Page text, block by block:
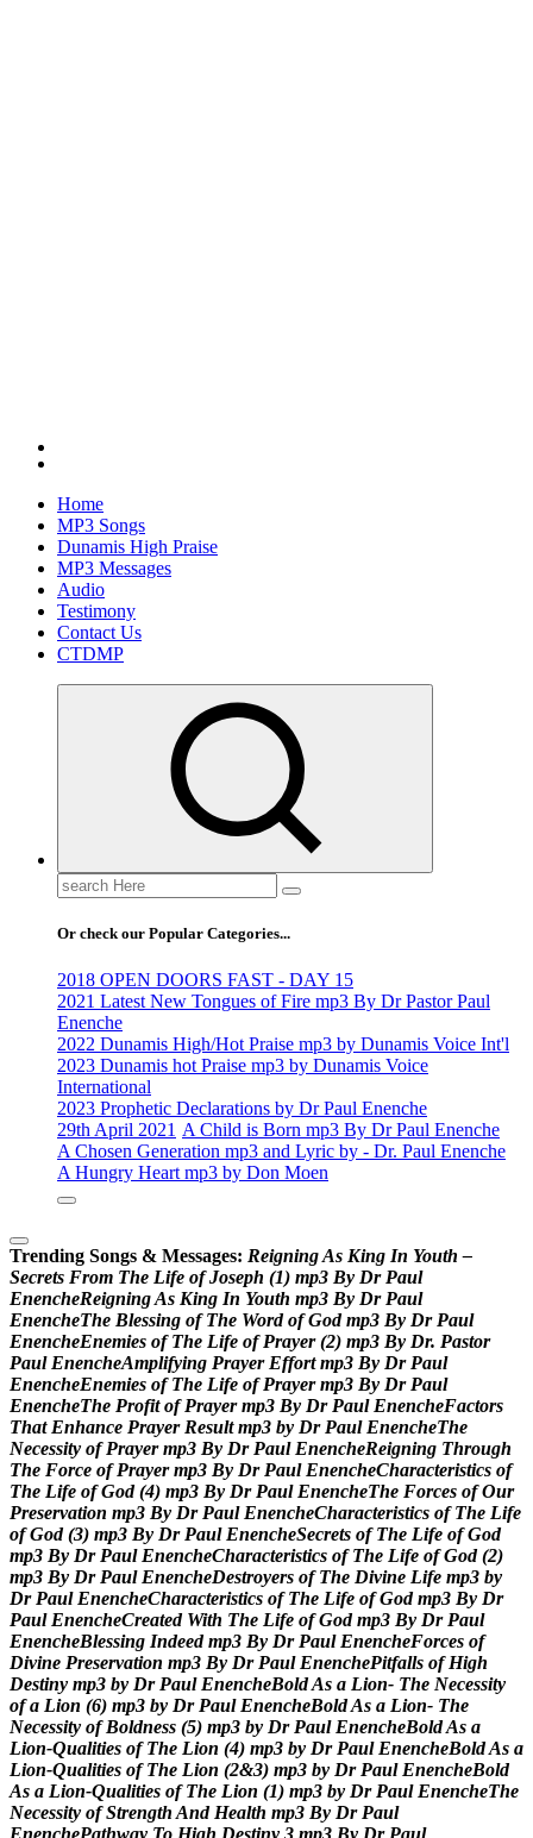
Home
MP3 Songs
Dunamis High Praise
MP3 Messages
Audio
Testimony
Contact Us
CTDMP
Search
for:
Or check our Popular Categories...
2018 OPEN DOORS FAST - DAY 15
2021 Latest New Tongues of Fire mp3 By Dr Pastor Paul
Enenche
2022 Dunamis High/Hot Praise mp3 by Dunamis Voice Int'l
2023 Dunamis hot Praise mp3 by Dunamis Voice
International
2023 Prophetic Declarations by Dr Paul Enenche
29th April 2021 A Child is Born mp3 By Dr Paul Enenche
A Chosen Generation mp3 and Lyric by - Dr. Paul Enenche
A Hungry Heart mp3 by Don Moen
Trending Songs & Messages: ReigningAs King In Youth –
Secrets From The Life of Joseph (1) mp3 By Dr Paul
EnencheReigningAs King In Youth mp3 By Dr Paul
EnencheThe Blessing of The Word of God mp3 By Dr Paul
EnencheEnemies of The Life of Prayer (2) mp3 By Dr. Pastor
Paul EnencheAmplifying Prayer Effort mp3 By Dr Paul
EnencheEnemies of The Life of Prayer mp3 By Dr Paul
EnencheThe Profit of Prayer mp3 By Dr Paul EnencheFactors
That Enhance Prayer Result mp3 by Dr Paul EnencheThe
Necessity of Prayer mp3 By Dr Paul EnencheReigning Through
The Force of Prayer mp3 By Dr Paul EnencheCharacteristics of
The Life of God (4) mp3 By Dr Paul EnencheThe Forces of Our
Preservation mp3 By Dr Paul EnencheCharacteristics of The Life
of God (3) mp3 By Dr Paul EnencheSecrets of The Life of God
mp3 By Dr Paul EnencheCharacteristics of The Life of God (2)
mp3 By Dr Paul EnencheDestroyers of The Divine Life mp3 by
Dr Paul EnencheCharacteristics of The Life of God mp3 By Dr
Paul EnencheCreated With The Life of God mp3 By Dr Paul
EnencheBlessing Indeed mp3 By Dr Paul EnencheForces of
Divine Preservation mp3 By Dr Paul EnenchePitfalls of High
Destiny mp3 by Dr Paul EnencheBoldAs a Lion- The Necessity
of a Lion (6) mp3 by Dr Paul EnencheBoldAs a Lion- The
Necessity of Boldness (5) mp3 by Dr Paul EnencheBoldAs a
Lion-Qualities of The Lion (4) mp3 by Dr Paul EnencheBoldAs a
Lion-Qualities of The Lion (2&3) mp3 by Dr Paul EnencheBold
As a Lion-Qualities of The Lion (1) mp3 by Dr Paul EnencheThe
Necessity of Strength And Health mp3 By Dr Paul